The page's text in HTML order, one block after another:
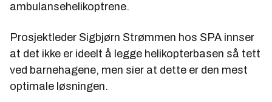
ambulansehelikoptrene.
Prosjektleder Sigbjørn Strømmen hos SPA innser
at det ikke er ideelt å legge helikopterbasen så tett
ved barnehagene, men sier at dette er den mest
optimale løsningen.